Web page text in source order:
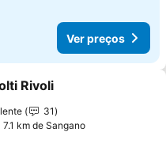
Ver preços
aos favoritos
Rivoli
31
7.1 km de Sangano